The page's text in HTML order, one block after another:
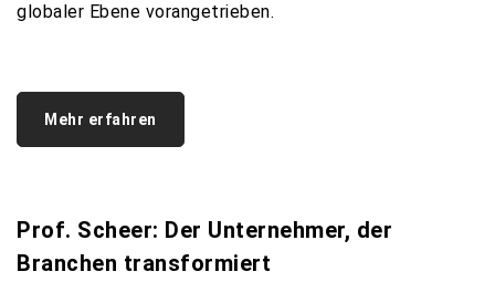
globaler Ebene vorangetrieben.
Mehr erfahren
Prof. Scheer: Der Unternehmer, der
Branchen transformiert